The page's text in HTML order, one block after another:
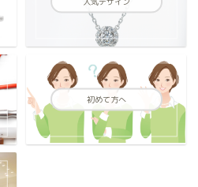
初めて方へ